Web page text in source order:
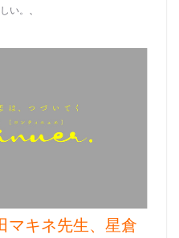
い。 、
マキネ先生、星倉